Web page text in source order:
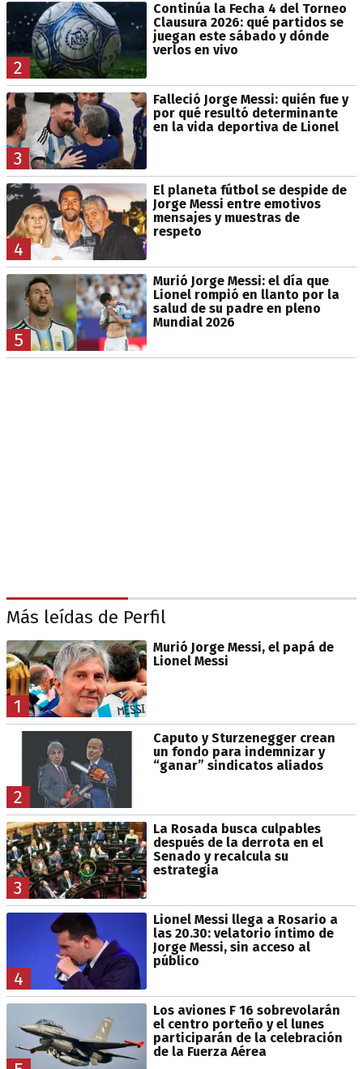
2
Continúa la Fecha 4 del Torneo
Clausura 2026: qué partidos se
juegan este sábado y dónde
verlos en vivo
3
Falleció Jorge Messi: quién fue y
por qué resultó determinante
en la vida deportiva de Lionel
4
El planeta fútbol se despide de
Jorge Messi entre emotivos
mensajes y muestras de
respeto
5
Murió Jorge Messi: el día que
Lionel rompió en llanto por la
salud de su padre en pleno
Mundial 2026
Más leídas de Perfil
1
Murió Jorge Messi, el papá de
Lionel Messi
2
Caputo y Sturzenegger crean
un fondo para indemnizar y
“ganar” sindicatos aliados
3
La Rosada busca culpables
después de la derrota en el
Senado y recalcula su
estrategia
4
Lionel Messi llega a Rosario a
las 20.30: velatorio íntimo de
Jorge Messi, sin acceso al
público
Los aviones F 16 sobrevolarán
el centro porteño y el lunes
participarán de la celebración
de la Fuerza Aérea